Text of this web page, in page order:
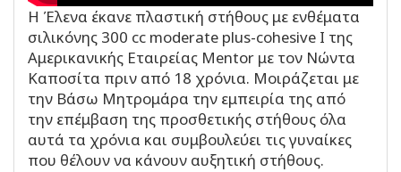
Η Έλενα έκανε πλαστική στήθους με ενθέματα
σιλικόνης 300 cc moderate plus-cohesive I της
Αμερικανικής Εταιρείας Mentor με τον Νώντα
Καποσίτα πριν από 18 χρόνια. Μοιράζεται με
την Βάσω Μητρομάρα την εμπειρία της από
την επέμβαση της προσθετικής στήθους όλα
αυτά τα χρόνια και συμβουλεύει τις γυναίκες
που θέλουν να κάνουν αυξητική στήθους.